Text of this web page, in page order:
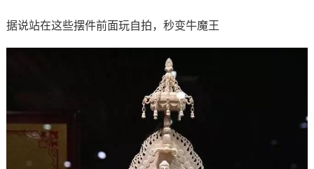
据说站在这些摆件前面玩自拍，秒变牛魔王